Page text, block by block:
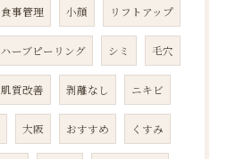
食事管理 小顔 リフトアップ
ハーブピーリング シミ 毛穴
肌質改善 剥離なし ニキビ
大阪 おすすめ くすみ